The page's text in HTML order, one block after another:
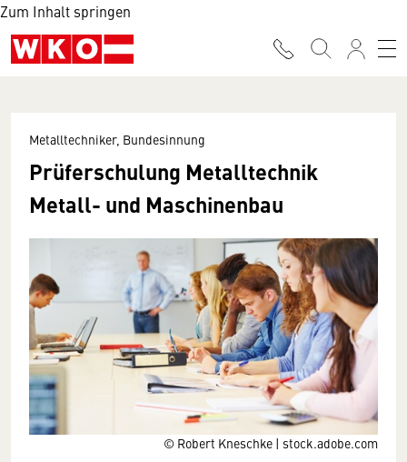
Zum Inhalt springen
© Robert Kneschke | stock.adobe.com
Metalltechniker, Bundesinnung
Prüferschulung Metalltechnik
Metall- und Maschinenbau